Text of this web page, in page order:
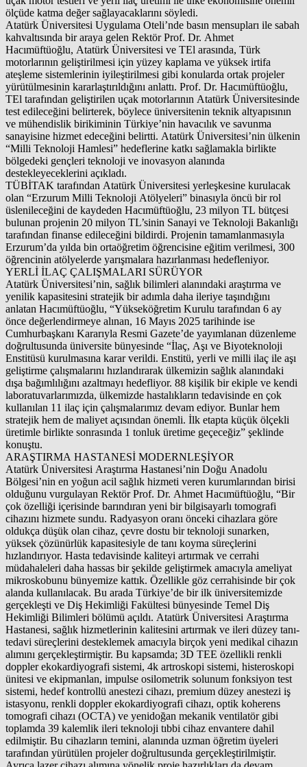
ölçüde katma değer sağlayacaklarını söyledi.
Atatürk Üniversitesi Uygulama Oteli’nde basın mensupları ile sabah
kahvaltısında bir araya gelen Rektör Prof. Dr. Ahmet
Hacımüftüoğlu, Atatürk Üniversitesi ve TEl arasında, Türk
motorlarının geliştirilmesi için yüzey kaplama ve yüksek irtifa
ateşleme sistemlerinin iyileştirilmesi gibi konularda ortak projeler
yürütülmesinin kararlaştırıldığını anlattı. Prof. Dr. Hacımüftüoğlu,
TEl tarafından geliştirilen uçak motorlarının Atatürk Üniversitesinde
test edileceğini belirterek, böylece üniversitenin teknik altyapısının
ve mühendislik birikiminin Türkiye’nin havacılık ve savunma
sanayisine hizmet edeceğini belirtti. Atatürk Üniversitesi’nin ülkenin
“Milli Teknoloji Hamlesi” hedeflerine katkı sağlamakla birlikte
bölgedeki gençleri teknoloji ve inovasyon alanında
destekleyeceklerini açıkladı.
TÜBİTAK tarafından Atatürk Üniversitesi yerleşkesine kurulacak
olan “Erzurum Milli Teknoloji Atölyeleri” binasıyla öncü bir rol
üslenileceğini de kaydeden Hacımüftüoğlu, 23 milyon TL bütçesi
bulunan projenin 20 milyon TL’sinin Sanayi ve Teknoloji Bakanlığı
tarafından finanse edileceğini bildirdi. Projenin tamamlanmasıyla
Erzurum’da yılda bin ortaöğretim öğrencisine eğitim verilmesi, 300
öğrencinin atölyelerde yarışmalara hazırlanması hedefleniyor.
YERLİ İLAÇ ÇALIŞMALARI SÜRÜYOR
Atatürk Üniversitesi’nin, sağlık bilimleri alanındaki araştırma ve
yenilik kapasitesini stratejik bir adımla daha ileriye taşındığını
anlatan Hacımüftüoğlu, “Yükseköğretim Kurulu tarafından 6 ay
önce değerlendirmeye alınan, 16 Mayıs 2025 tarihinde ise
Cumhurbaşkanı Kararıyla Resmi Gazete’de yayımlanan düzenleme
doğrultusunda üniversite bünyesinde “İlaç, Aşı ve Biyoteknoloji
Enstitüsü kurulmasına karar verildi. Enstitü, yerli ve milli ilaç ile aşı
geliştirme çalışmalarını hızlandırarak ülkemizin sağlık alanındaki
dışa bağımlılığını azaltmayı hedefliyor. 88 kişilik bir ekiple ve kendi
laboratuvarlarımızda, ülkemizde hastalıkların tedavisinde en çok
kullanılan 11 ilaç için çalışmalarımız devam ediyor. Bunlar hem
stratejik hem de maliyet açısından önemli. İlk etapta küçük ölçekli
üretimle birlikte sonrasında 1 tonluk üretime geçeceğiz” şeklinde
konuştu.
ARAŞTIRMA HASTANESİ MODERNLEŞİYOR
Atatürk Üniversitesi Araştırma Hastanesi’nin Doğu Anadolu
Bölgesi’nin en yoğun acil sağlık hizmeti veren kurumlarından birisi
olduğunu vurgulayan Rektör Prof. Dr. Ahmet Hacımüftüoğlu, “Bir
çok özelliği içerisinde barındıran yeni bir bilgisayarlı tomografi
cihazını hizmete sundu. Radyasyon oranı önceki cihazlara göre
oldukça düşük olan cihaz, çevre dostu bir teknoloji sunarken,
yüksek çözünürlük kapasitesiyle de tanı koyma süreçlerini
hızlandırıyor. Hasta tedavisinde kaliteyi artırmak ve cerrahi
müdahaleleri daha hassas bir şekilde geliştirmek amacıyla ameliyat
mikroskobunu bünyemize kattık. Özellikle göz cerrahisinde bir çok
alanda kullanılacak. Bu arada Türkiye’de bir ilk üniversitemizde
gerçekleşti ve Diş Hekimliği Fakültesi bünyesinde Temel Diş
Hekimliği Bilimleri bölümü açıldı. Atatürk Üniversitesi Araştırma
Hastanesi, sağlık hizmetlerinin kalitesini artırmak ve ileri düzey tanı-
tedavi süreçlerini desteklemek amacıyla birçok yeni medikal cihazın
alımını gerçekleştirmiştir. Bu kapsamda; 3D TEE özellikli renkli
doppler ekokardiyografi sistemi, 4k artroskopi sistemi, histeroskopi
ünitesi ve ekipmanlan, impulse osilometrik solunum fonksiyon test
sistemi, hedef kontrollü anestezi cihazı, premium düzey anestezi iş
istasyonu, renkli doppler ekokardiyografi cihazı, optik koherens
tomografi cihazı (OCTA) ve yenidoğan mekanik ventilatör gibi
toplamda 39 kalemlik ileri teknoloji tıbbi cihaz envantere dahil
edilmiştir. Bu cihazların temini, alanında uzman öğretim üyeleri
tarafından yürütülen projeler doğrultusunda gerçekleştirilmiştir.